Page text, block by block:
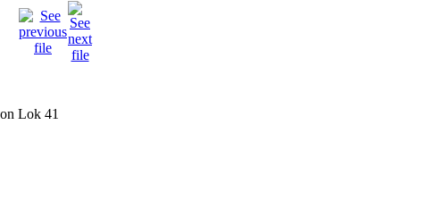
Lok 41